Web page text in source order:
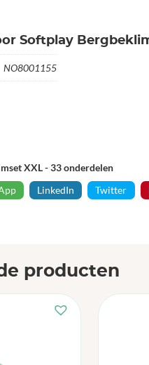
Softplay
NO8001155
XXL - 33 onderdelen
LinkedIn Twitter
producten